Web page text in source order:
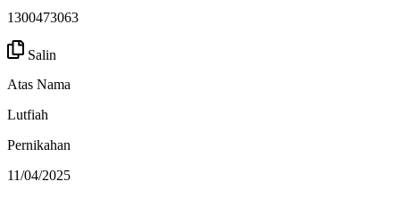
1300473063
Salin
Atas Nama
Lutfiah
Pernikahan
11/04/2025